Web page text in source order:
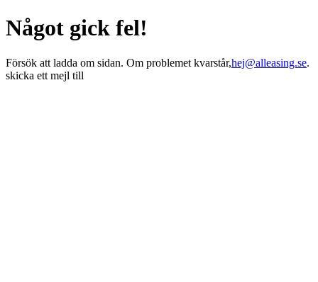
Något gick fel!
Försök att ladda om sidan. Om problemet kvarstår,hej@alleasing.se.
skicka ett mejl till